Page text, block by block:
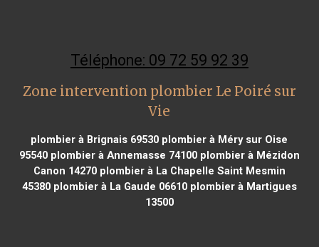
Téléphone: 09 72 59 92 39
Zone intervention plombier Le Poiré sur
Vie
plombier à Brignais 69530 plombier à Méry sur Oise
95540plombier à Annemasse 74100plombier à Mézidon
Canon 14270plombier à La Chapelle Saint Mesmin
45380plombier à La Gaude 06610plombier à Martigues
13500